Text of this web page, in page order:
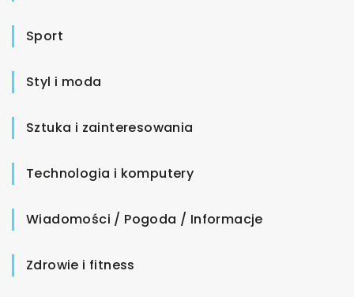
Sport
Styl i moda
Sztuka i zainteresowania
Technologia i komputery
Wiadomości / Pogoda / Informacje
Zdrowie i fitness